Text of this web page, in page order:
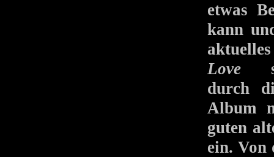
etwas
kann
Love
durch
Album
guten
ein. Von